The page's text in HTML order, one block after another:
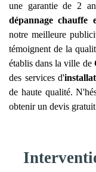
une garantie de 2
dépannage chauffe
notre meilleure
témoignent de la
établis dans la ville de
des services d'
de haute qualité.
obtenir un devis